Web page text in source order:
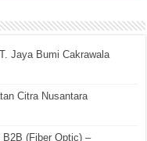
Jaya Bumi Cakrawala
Citra Nusantara
B2B (Fiber Optic) –